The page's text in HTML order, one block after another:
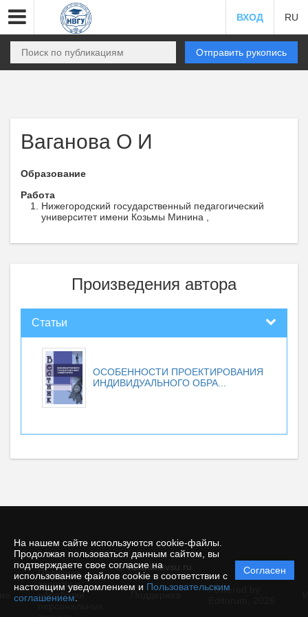
На нашем сайте используются cookie-файлы.
Продолжая пользоваться данным сайтом, вы
подтверждаете свое согласие на
использование файлов cookie в соответствии с
настоящим уведомлением и Пользовательским
соглашением
Согласен
ВХОД RU
Отправить рукопись
Ваганова О И
Образование
Работа
Нижегородский государственный педагогический
университет имени Козьмы Минина ,
Произведения автора
Статьи
ОСОБЕННОСТИ ПРОЕКТИРОВАНИЯ
ИНДИВИДУАЛЬНОГО ОБРА...
© vestnik.nvsu.ru
Политика
защиты и
обработки
Powered by